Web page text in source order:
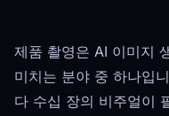
제품 촬영은 AI 이미지
미치는 분야 중 하나입
다 수십 장의 비주얼이